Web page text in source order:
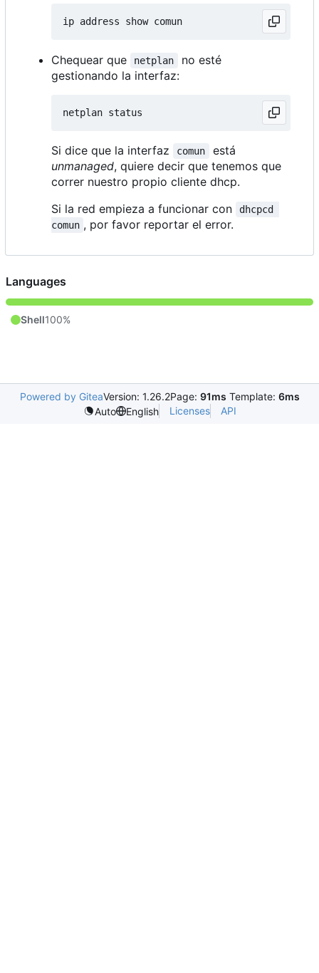
Chequear que netplan
no esté
gestionando la interfaz:
Si dice que la interfaz comun
está
unmanaged, quiere decir que tenemos que
correr nuestro propio cliente dhcp.
Si la red empieza a funcionar con
dhcpcd
comun , por favor reportar el error.
Languages
Shell100%
Powered by GiteaVersion: 1.26.2Page: 91ms Template: 6ms
Auto
English Licenses API